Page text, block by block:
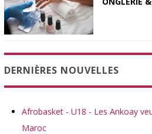
DERNIÈRES NOUVELLES
Afrobasket - U18 - Les Ankoay
Maroc